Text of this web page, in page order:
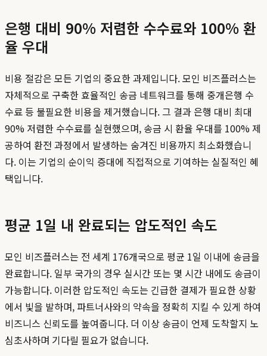
은행 대비 90% 저렴한 수수료와 100% 환
율 우대
비용 절감은 모든 기업의 중요한 과제입니다. 모인 비즈플러스는
자체적으로 구축한 효율적인 송금 네트워크를 통해 중개은행 수
수료 등 불필요한 비용을 제거했습니다. 그 결과 은행 대비 최대
90% 저렴한 수수료를 실현했으며, 송금 시 환율 우대를 100% 제
공하여 환전 과정에서 발생하는 숨겨진 비용까지 최소화했습니
다. 이는 기업의 순이익 증대에 직접적으로 기여하는 실질적인 혜
택입니다.
평균 1일 내 완료되는 압도적인 속도
모인 비즈플러스는 전 세계 176개국으로 평균 1일 이내에 송금을
완료합니다. 일부 국가의 경우 실시간 또는 몇 시간 내에도 송금이
가능합니다. 이러한 압도적인 속도는 긴급한 결제가 필요한 상황
에서 빛을 발하며, 파트너사와의 약속을 정확히 지킬 수 있게 하여
비즈니스 신뢰도를 높여줍니다. 더 이상 송금이 언제 도착할지 노
심초사하며 기다릴 필요가 없습니다.